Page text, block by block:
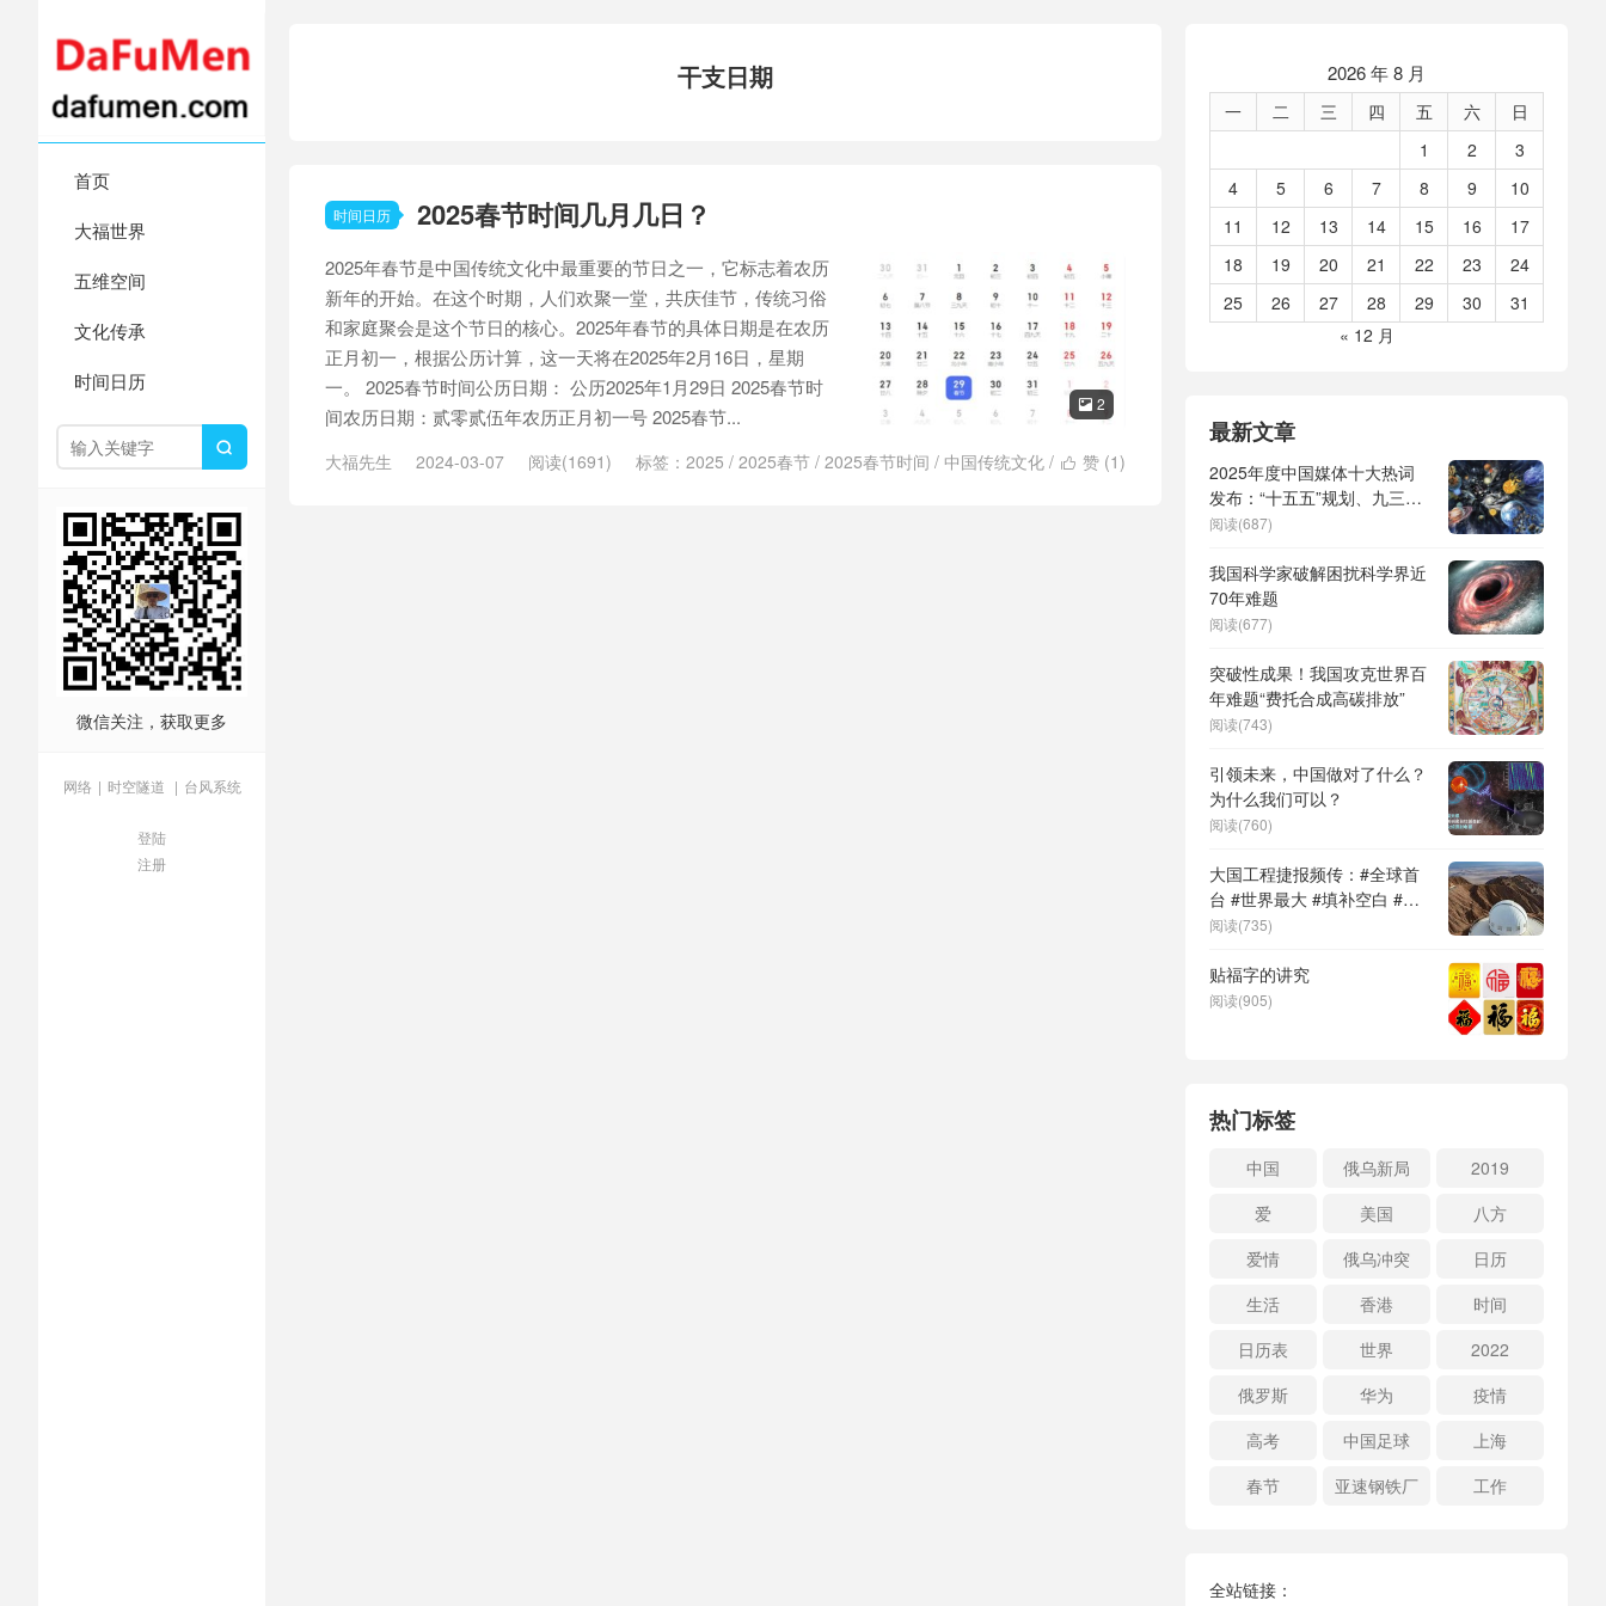
首页
大福世界
五维空间
文化传承
时间日历

微信关注，获取更多
网络 | 时空隧道 | 台风系统
登陆
注册
干支日期
时间日历 2025春节时间几月几日？
 2
2025年春节是中国传统文化中最重要的节日之一，它标志着农历
新年的开始。在这个时期，人们欢聚一堂，共庆佳节，传统习俗
和家庭聚会是这个节日的核心。2025年春节的具体日期是在农历
正月初一，根据公历计算，这一天将在2025年2月16日，星期
一。 2025春节时间公历日期： 公历2025年1月29日 2025春节时
间农历日期：贰零贰伍年农历正月初一号 2025春节...
 赞 (1)
大福先生 2024-03-07 阅读(1691) 标签： 2025 / 2025春节 / 2025春节时间 / 中国传统文化 /
2026 年 8 月
一 二 三 四 五 六
日
1
2
3
4
5 6 7 8 9
10
11
12 13 14 15 16
17
18
19 20 21 22 23
24
25
26 27 28 29 30
31
« 12 月
最新文章
2025年度中国媒体十大热词
发布：“十五五”规划、九三阅
兵、全球治理倡议、
形机器人、苏超、票根经济、
育儿补贴、科学素养、网络生
态治理
阅读(687)
我国科学家破解困扰科学界近
70年难题
阅读(677)
突破性成果！我国攻克世界百
年难题“费托合成高碳排放”
阅读(743)
引领未来，中国做对了什么？
为什么我们可以？
阅读(760)
大国工程捷报频传：#全球首
台 #世界最大 #填补空白 #突
破关键节点
阅读(735)
贴福字的讲究
阅读(905)
热门标签
中国 俄乌新局
2019
爱
美国
八方
爱情
俄乌冲突
日历
生活
香港
时间
日历表
世界
2022
俄罗斯
华为
疫情
高考
中国足球
上海
春节
亚速钢铁厂 工作
全站链接：